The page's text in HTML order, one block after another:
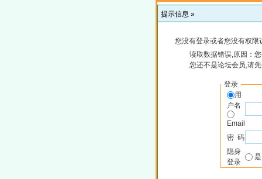
提示信息 »
您没有登录或者您没有权
读取数据错误,原因：
您还不是论坛会员,请
登录
用
户名
Email
密 码
隐身
登录